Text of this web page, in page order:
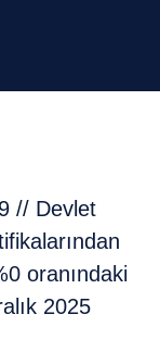
// Devlet
oranındaki
2025